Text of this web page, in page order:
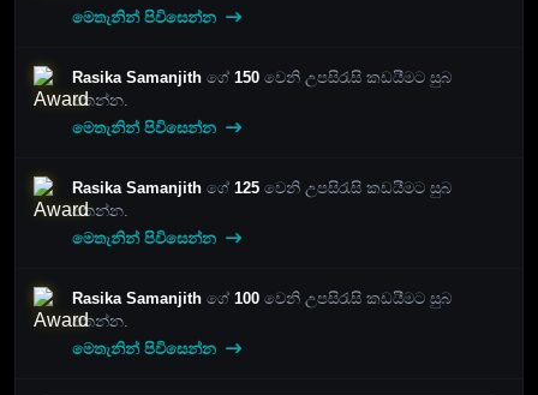
මෙතැනින් පිවිසෙන්න
Rasika Samanjith ගේ 150 වෙනි උපසිරැසි කඩයීමට සුබ
පතන්න.
මෙතැනින් පිවිසෙන්න
Rasika Samanjith ගේ 125 වෙනි උපසිරැසි කඩයීමට සුබ
පතන්න.
මෙතැනින් පිවිසෙන්න
Rasika Samanjith ගේ 100 වෙනි උපසිරැසි කඩයීමට සුබ
පතන්න.
මෙතැනින් පිවිසෙන්න